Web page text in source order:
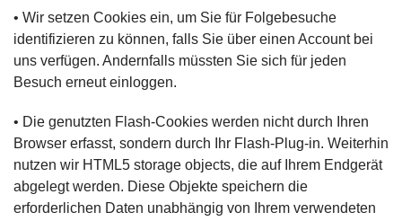
• Wir setzen Cookies ein, um Sie für Folgebesuche
identifizieren zu können, falls Sie über einen Account bei
uns verfügen. Andernfalls müssten Sie sich für jeden
Besuch erneut einloggen.
• Die genutzten Flash-Cookies werden nicht durch Ihren
Browser erfasst, sondern durch Ihr Flash-Plug-in. Weiterhin
nutzen wir HTML5 storage objects, die auf Ihrem Endgerät
abgelegt werden. Diese Objekte speichern die
erforderlichen Daten unabhängig von Ihrem verwendeten